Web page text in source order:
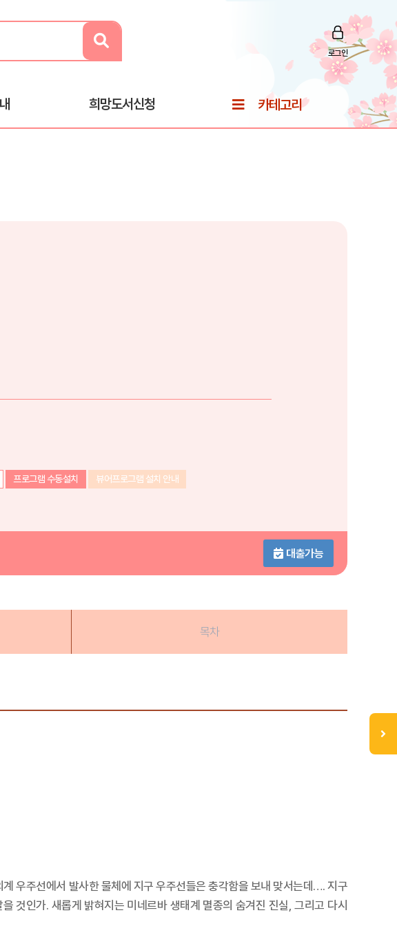
로그인
희망도서신청 카테고리
프로그램 수동설치 뷰어프로그램 설치 안내
대출가능
목차
우주선에서 발사한 물체에 지구 우주선들은 충각함을 보내 맞서는데…. 지구
것인가. 새롭게 밝혀지는 미네르바 생태계 멸종의 숨겨진 진실, 그리고 다시